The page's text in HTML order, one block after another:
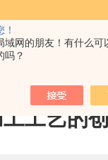
域网的朋友！有什么可
吗？
工艺的